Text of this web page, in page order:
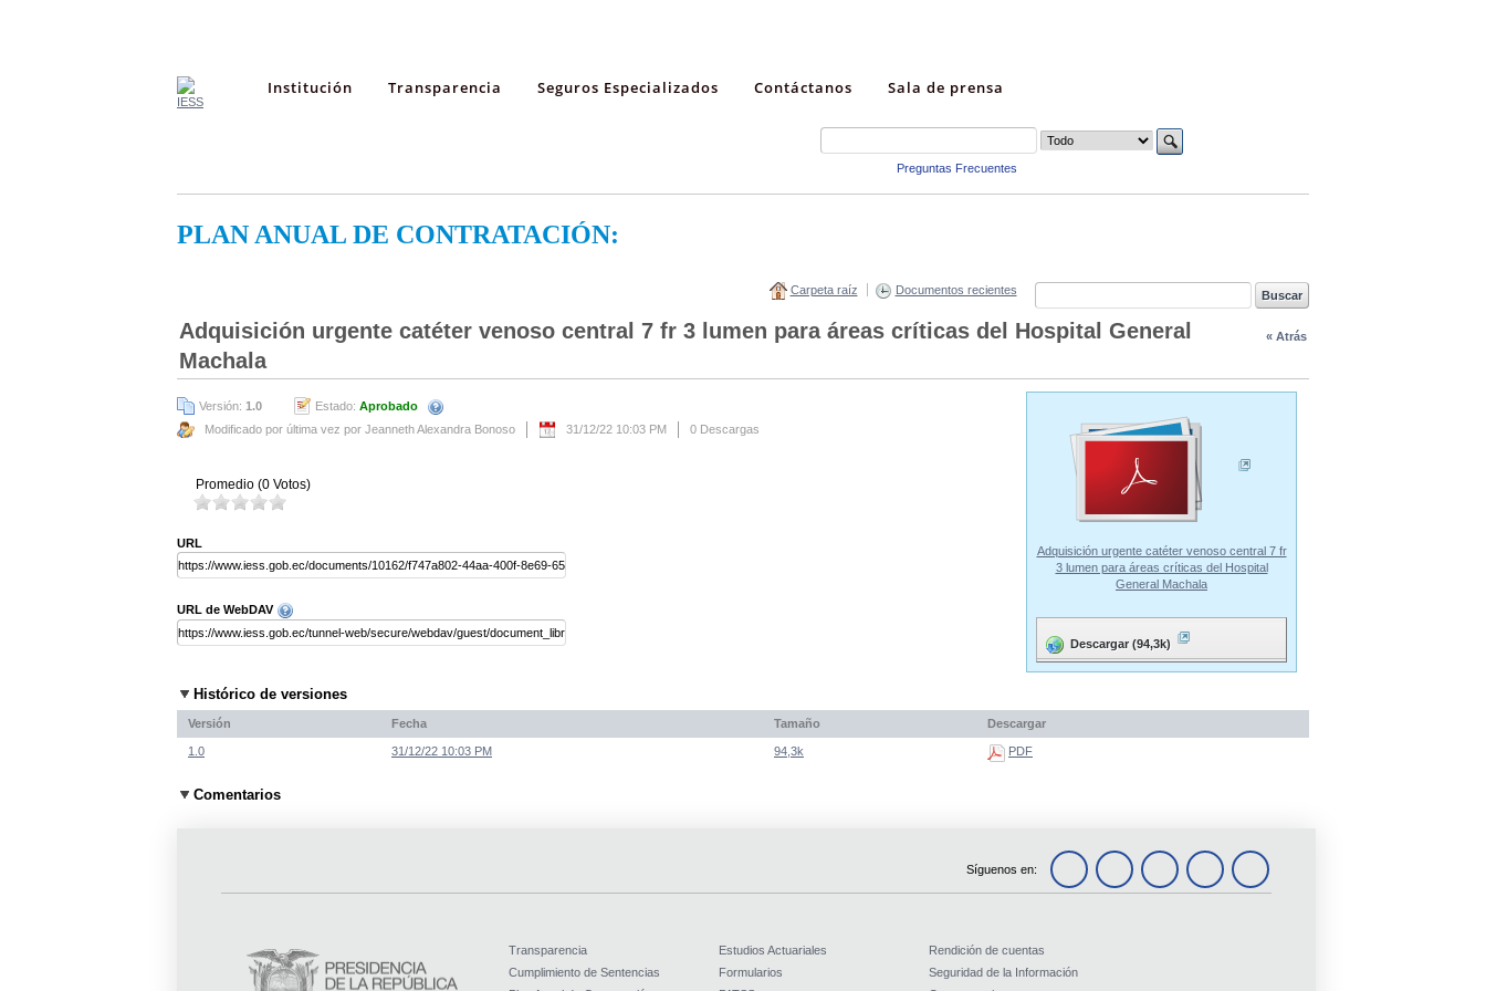
Institución Transparencia Seguros Especializados Contáctanos Sala de prensa
Preguntas Frecuentes
PLAN ANUAL DE CONTRATACIÓN:
Carpeta raíz Documentos recientes
« Atrás
Adquisición urgente catéter venoso central 7 fr 3 lumen para áreas críticas del Hospital General
Machala
Versión: 1.0 Estado: Aprobado
Modificado por última vez por Jeanneth Alexandra Bonoso
31/12/22 10:03 PM 0 Descargas
Promedio (0 Votos)
URL
URL de WebDAV
Adquisición urgente catéter venoso central 7 fr
3 lumen para áreas críticas del Hospital
General Machala
Descargar (94,3k)
Histórico de versiones
Versión Fecha Tamaño Descargar
1.0 31/12/22 10:03 PM 94,3k PDF
Comentarios
Síguenos en:
Transparencia
Cumplimiento de Sentencias
Estudios Actuariales
Formularios
Rendición de cuentas
Seguridad de la Información